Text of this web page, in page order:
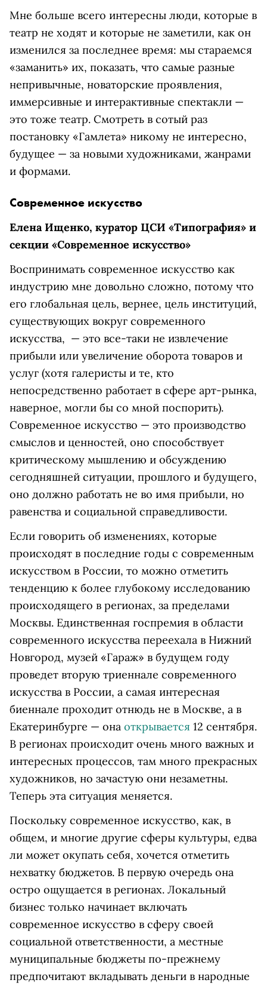
Мне больше всего интересны люди, которые в
театр не ходят и которые не заметили, как он
изменился за последнее время: мы стараемся
«заманить» их, показать, что самые разные
непривычные, новаторские проявления,
иммерсивные и интерактивные спектакли —
это тоже театр. Смотреть в сотый раз
постановку «Гамлета» никому не интересно,
будущее — за новыми художниками, жанрами
и формами.
Современное искусство
Елена Ищенко, куратор ЦСИ «Типография» и
секции «Современное искусство»
Воспринимать современное искусство как
индустрию мне довольно сложно, потому что
его глобальная цель, вернее, цель институций,
существующих вокруг современного
искусства, — это все-таки не извлечение
прибыли или увеличение оборота товаров и
услуг (хотя галеристы и те, кто
непосредственно работает в сфере арт-рынка,
наверное, могли бы со мной поспорить).
Современное искусство — это производство
смыслов и ценностей, оно способствует
критическому мышлению и обсуждению
сегодняшней ситуации, прошлого и будущего,
оно должно работать не во имя прибыли, но
равенства и социальной справедливости.
Если говорить об изменениях, которые
происходят в последние годы с современным
искусством в России, то можно отметить
тенденцию к более глубокому исследованию
происходящего в регионах, за пределами
Москвы. Единственная госпремия в области
современного искусства переехала в Нижний
Новгород, музей «Гараж» в будущем году
проведет вторую триеннале современного
искусства в России, а самая интересная
биеннале проходит отнюдь не в Москве, а в
Екатеринбурге — она открывается 12 сентября.
В регионах происходит очень много важных и
интересных процессов, там много прекрасных
художников, но зачастую они незаметны.
Теперь эта ситуация меняется.
Поскольку современное искусство, как, в
общем, и многие другие сферы культуры, едва
ли может окупать себя, хочется отметить
нехватку бюджетов. В первую очередь она
остро ощущается в регионах. Локальный
бизнес только начинает включать
современное искусство в сферу своей
социальной ответственности, а местные
муниципальные бюджеты по-прежнему
предпочитают вкладывать деньги в народные